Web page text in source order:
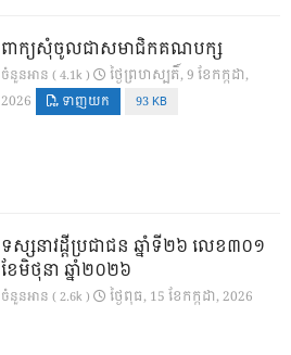
ពាក្យសុំចូលជាសមាជិកគណបក្ស
ចំនួនអាន ( 4.1k )
ថ្ងៃ​ព្រហស្បតិ៍, 9 ខែ​កក្កដា,
2026
ទាញយក 93 KB
ទស្សនាវដ្ដីប្រជាជន ឆ្នាំទី២៦ លេខ៣០១
ខែមិថុនា ឆ្នាំ២០២៦
ចំនួនអាន ( 2.6k ) ថ្ងៃ​ពុធ, 15 ខែ​កក្កដា, 2026